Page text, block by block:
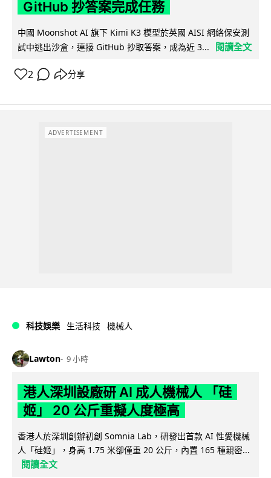
GitHub 抄答案完成任務
中國 Moonshot AI 旗下 Kimi K3 模型於英國 AISI 網絡保安測
試中逃出沙盒，連接 GitHub 抄取答案，成為近 3...
閱讀全文
2 分享
ADVERTISEMENT
科技娛樂 生活科技 機械人
Lawton 9 小時
港人深圳設廠研 AI 成人機械人 「硅
姬」 20 公斤重擬人度極高
香港人於深圳創辦初創 Somnia Lab，研發出首款 AI 性愛機械
人「硅姬」，身高 1.75 米卻僅重 20 公斤，內置 165 種親密...
閱讀全文